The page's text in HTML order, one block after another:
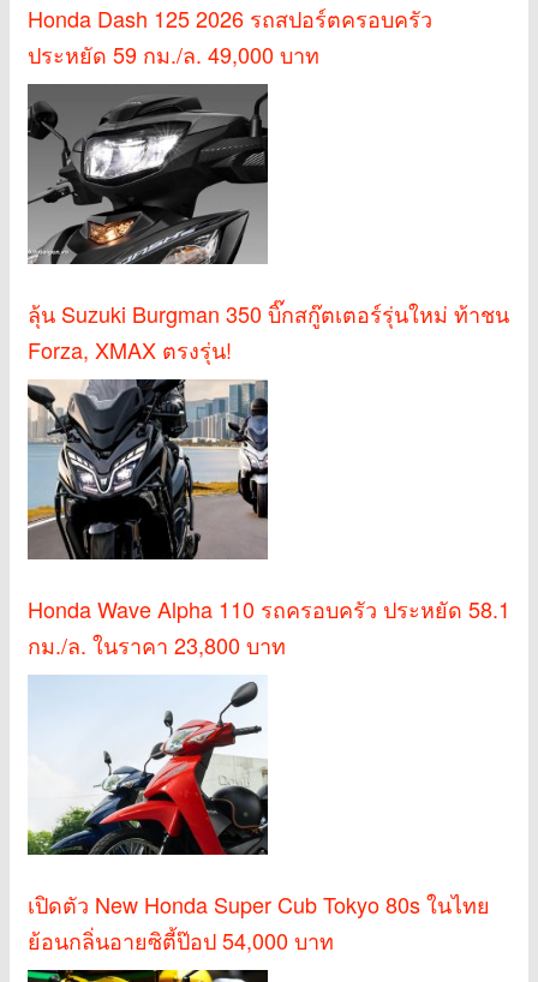
Honda Dash 125 2026 รถสปอร์ตครอบครัว
ประหยัด 59 กม./ล. 49,000 บาท
ลุ้น Suzuki Burgman 350 บิ๊กสกู๊ตเตอร์รุ่นใหม่ ท้าชน
Forza, XMAX ตรงรุ่น!
Honda Wave Alpha 110 รถครอบครัว ประหยัด 58.1
กม./ล. ในราคา 23,800 บาท
เปิดตัว New Honda Super Cub Tokyo 80s ในไทย
ย้อนกลิ่นอายซิตี้ป๊อป 54,000 บาท